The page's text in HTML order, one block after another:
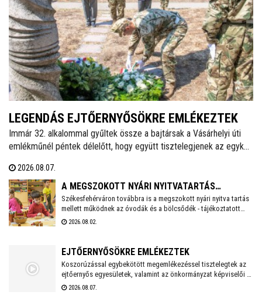
LEGENDÁS EJTŐERNYŐSÖKRE EMLÉKEZTEK
Immár 32. alkalommal gyűltek össze a bajtársak a Vásárhelyi úti
emlékműnél péntek délelőtt, hogy együtt tisztelegjenek az egykori
Veterán Repülők és Ejtőernyősök Fejér Megyei Egyesülete ezzel a
rendezvénnyel őrzi az a második világháború után újjászervezett,
1951-től 1954-ig Székesfehérváron ismertté vált ejtőernyős
alakulat emlékét.
2026.08.07.
A MEGSZOKOTT NYÁRI NYITVATARTÁS
MELLETT MŰKÖDNEK A FEHÉRVÁRI ÓVODÁK ÉS
BÖLCSŐDÉK
Székesfehérváron továbbra is a megszokott nyári nyitva tartás
mellett működnek az óvodák és a bölcsődék - tájékoztatott
közösségi oldalán a város polgármestere. Hétfőtől is tehát a
2026.08.02.
EJTŐERNYŐSÖKRE EMLÉKEZTEK
Koszorúzással egybekötött megemlékezéssel tisztelegtek az
ejtőernyős egyesületek, valamint az önkormányzat képviselői a
Repülős és Ejtőernyős Emlékműnél. A jelenlévők a 62. Önálló
2026.08.07.